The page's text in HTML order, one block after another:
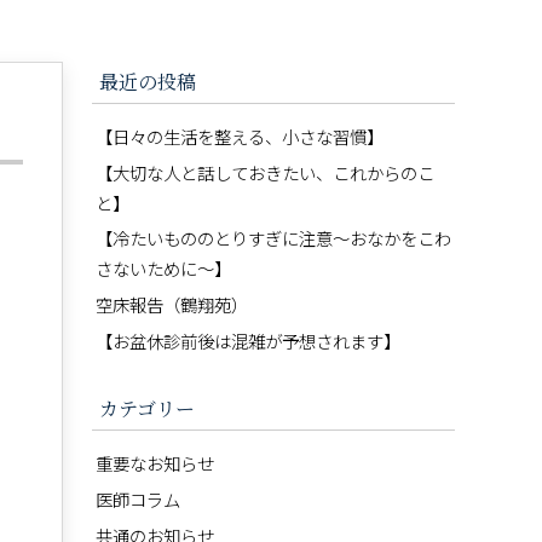
最近の投稿
【日々の生活を整える、小さな習慣】
【大切な人と話しておきたい、これからのこ
と】
【冷たいもののとりすぎに注意〜おなかをこわ
さないために〜】
空床報告（鶴翔苑）
【お盆休診前後は混雑が予想されます】
カテゴリー
重要なお知らせ
医師コラム
共通のお知らせ